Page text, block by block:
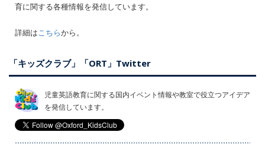
育に関する各種情報を発信しています。
詳細はこちらから。
「キッズクラブ」「ORT」Twitter
児童英語教育に関する国内イベント情報や教室で役立つアイデア
を発信しています。